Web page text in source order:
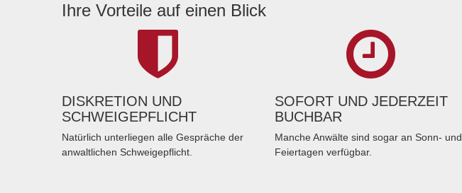
Ihre Vorteile auf einen Blick
DISKRETION UND
SCHWEIGEPFLICHT
Natürlich unterliegen alle Gespräche der
anwaltlichen Schweigepflicht.
SOFORT UND JEDERZEIT
BUCHBAR
Manche Anwälte sind sogar an Sonn- und
Feiertagen verfügbar.